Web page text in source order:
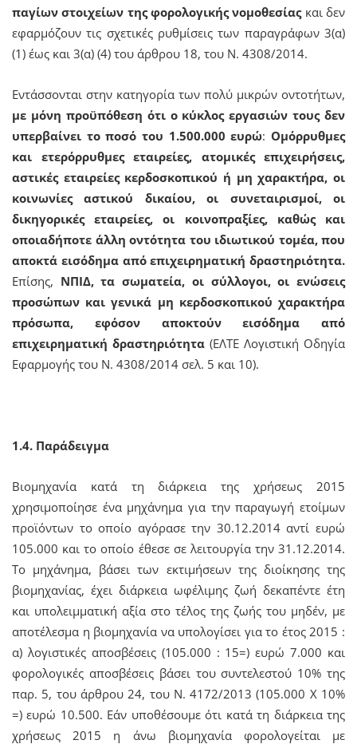
παγίων στοιχείων της φορολογικής νομοθεσίαςκαι δεν
εφαρμόζουν τις σχετικές ρυθμίσεις των παραγράφων 3(α)
(1) έως και 3(α) (4) του άρθρου 18, του Ν. 4308/2014.
Εντάσσονται στην κατηγορία των πολύ μικρών οντοτήτων,
με μόνη προϋπόθεση ότι ο κύκλος εργασιών τους δεν
υπερβαίνει το ποσό του 1.500.000 ευρώ: Ομόρρυθμες
και ετερόρρυθμες εταιρείες, ατομικές επιχειρήσεις,
αστικές εταιρείες κερδοσκοπικού ή μη χαρακτήρα, οι
κοινωνίες αστικού δικαίου, οι συνεταιρισμοί, οι
δικηγορικές εταιρείες, οι κοινοπραξίες, καθώς και
οποιαδήποτε άλλη οντότητα του ιδιωτικού τομέα, που
αποκτά εισόδημα από επιχειρηματική δραστηριότητα.
Επίσης, ΝΠΙΔ, τα σωματεία, οι σύλλογοι, οι ενώσεις
προσώπων και γενικά μη κερδοσκοπικού χαρακτήρα
πρόσωπα, εφόσον αποκτούν εισόδημα από
επιχειρηματική δραστηριότητα (ΕΛΤΕ Λογιστική Οδηγία
Εφαρμογής του Ν. 4308/2014 σελ. 5 και 10).
1.4. Παράδειγμα
Βιομηχανία κατά τη διάρκεια της χρήσεως 2015
χρησιμοποίησε ένα μηχάνημα για την παραγωγή ετοίμων
προϊόντων το οποίο αγόρασε την 30.12.2014 αντί ευρώ
105.000 και το οποίο έθεσε σε λειτουργία την 31.12.2014.
Το μηχάνημα, βάσει των εκτιμήσεων της διοίκησης της
βιομηχανίας, έχει διάρκεια ωφέλιμης ζωή δεκαπέντε έτη
και υπολειμματική αξία στο τέλος της ζωής του μηδέν, με
αποτέλεσμα η βιομηχανία να υπολογίσει για το έτος 2015 :
α) λογιστικές αποσβέσεις (105.000 : 15=) ευρώ 7.000 και
φορολογικές αποσβέσεις βάσει του συντελεστού 10% της
παρ. 5, του άρθρου 24, του Ν. 4172/2013 (105.000 Χ 10%
=) ευρώ 10.500. Εάν υποθέσουμε ότι κατά τη διάρκεια της
χρήσεως 2015 η άνω βιομηχανία φορολογείται με